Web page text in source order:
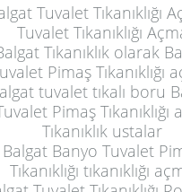
Tuvalet Tıkanıklığı
Tuvalet Tıkanıklığı
Tıkanıklık olarak
Pimaş Tıkanıklığı
tuvalet tıkalı boru
Pimaş Tıkanıklığı
Tıkanıklık ustalar
Balgat Banyo Tuvalet
Tıkanıklığı tıkanıklığı